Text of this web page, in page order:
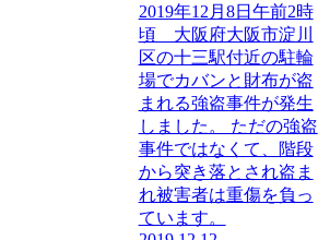
2019年12月8日午前2時
頃 大阪府大阪市淀川
区の十三駅付近の駐輪
場でカバンと財布が盗
まれる強盗事件が発生
しました。 ただの強盗
事件ではなくて、階段
から突き落とされ盗ま
れ被害者は重傷を負っ
ています。